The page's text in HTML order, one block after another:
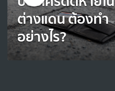
ต่างแดน ต้องทำ
อย่างไร?